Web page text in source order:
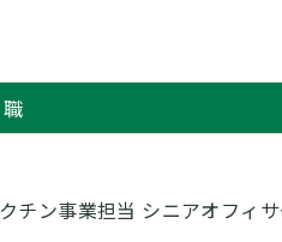
チン事業担当 シニアオフィ